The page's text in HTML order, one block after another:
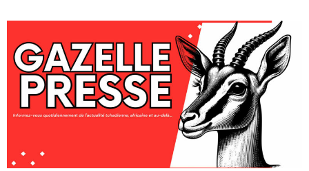
to
content